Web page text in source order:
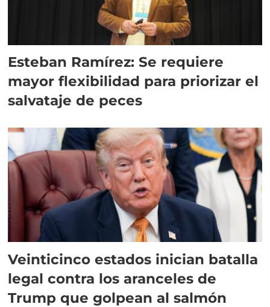
Esteban Ramírez: Se requiere
mayor flexibilidad para priorizar el
salvataje de peces
Veinticinco estados inician batalla
legal contra los aranceles de
Trump que golpean al salmón